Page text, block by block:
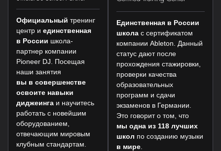
Официальный тренинг
центр и единственная
в России школа-
партнер компании
Pioneer DJ. Посещая
наши занятия
вы в совершенстве
освоите навыки
диджеинга и научитесь
работать с новейшим
оборудованием,
отвечающим мировым
клубным стандартам.
Единственная в России
школаc сертификатом
компании Ableton. Данный
статус дают после
прохождения стажировки,
проверки качества
образовательных
программ и сдачи
экзаменов в Германии.
Это говорит о том, что
мы одна из 118 лучших
школ по созданию музыки
в мире.